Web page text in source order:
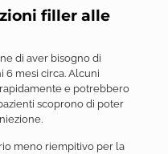
filler alle
di aver bisogno di
6 mesi circa. Alcuni
e potrebbero
scoprono di poter
meno riempitivo per la